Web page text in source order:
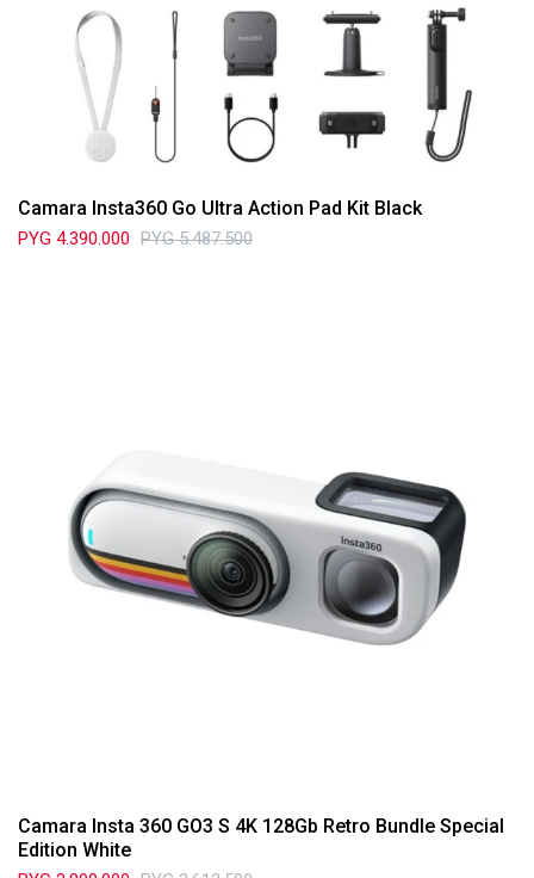
Camara Insta360 Go Ultra Action Pad Kit Black
PYG 4.390.000 PYG 5.487.500
Camara Insta 360 GO3 S 4K 128Gb Retro Bundle Special
Edition White